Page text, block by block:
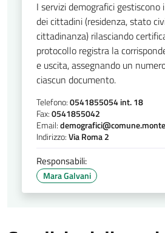
I servizi demografici gestiscono
dei cittadini (residenza, stato
cittadinanza) rilasciando
protocollo registra la
e uscita, assegnando un
ciascun documento.
Telefono:0541855054 int. 18
Fax:0541855042
Email:
Indirizzo:Via Roma 2
Responsabili:
Mara Galvani